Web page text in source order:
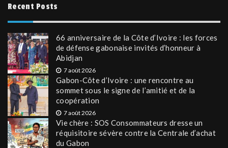
Recent Posts
66 anniversaire de la Côte d’Ivoire : les forces
de défense gabonaise invités d’honneur à
Abidjan
7 août 2026
Gabon-Côte d’Ivoire : une rencontre au
sommet sous le signe de l’amitié et de la
coopération
7 août 2026
Vie chère : SOS Consommateurs dresse un
réquisitoire sévère contre la Centrale d’achat
du Gabon